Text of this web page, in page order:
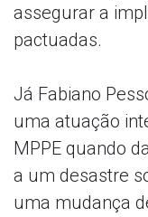
assegurar a
pactuadas.
Já Fabiano
uma atuação
MPPE quando
a um desastre
uma mudança